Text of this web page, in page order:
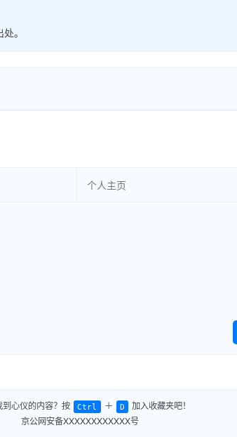
。
到心仪的内容？按 Ctrl ＋ D
加入收藏夹吧！
京公网安备XXXXXXXXXXXX号